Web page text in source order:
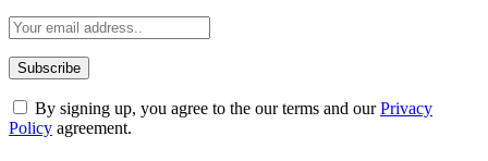
By signing up, you agree to the our terms and ourPrivacy
Policy agreement.